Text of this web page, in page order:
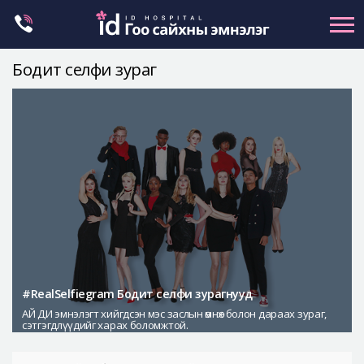
Ботокс , филлер
Галбиржуулах
Let Me In
Бодит селфи зураг
#RealSelfiegram Бодит селфи зурагнууд
АЙ ДИ эмнэлэгт хийгдсэн мэс заслын өмнөх болон дараах зураг,
сэтгэгдлүүдийг харах боломжтой.